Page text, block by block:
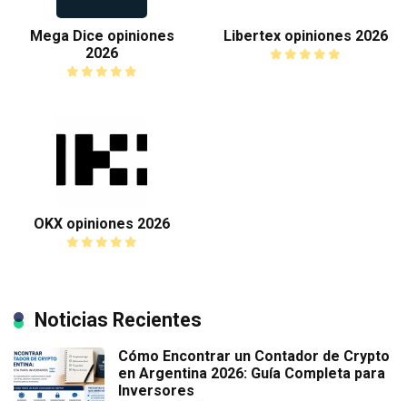
Mega Dice opiniones
2026
Libertex opiniones 2026
OKX opiniones 2026
Noticias Recientes
Cómo Encontrar un Contador de Crypto
en Argentina 2026: Guía Completa para
Inversores